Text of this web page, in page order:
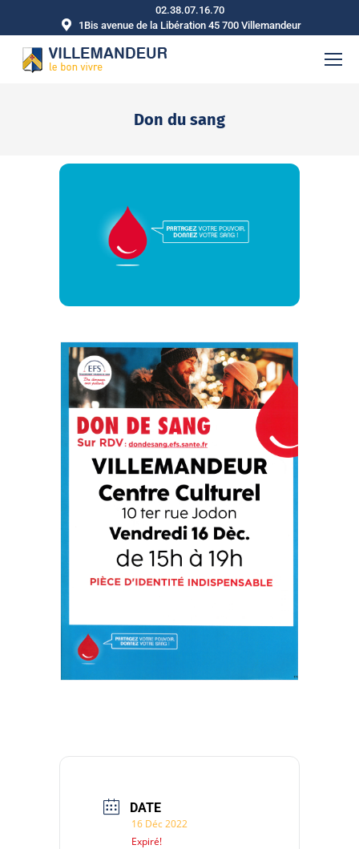
02.38.07.16.70
1Bis avenue de la Libération 45 700 Villemandeur
Don du sang
DATE
16 Déc 2022
Expiré!